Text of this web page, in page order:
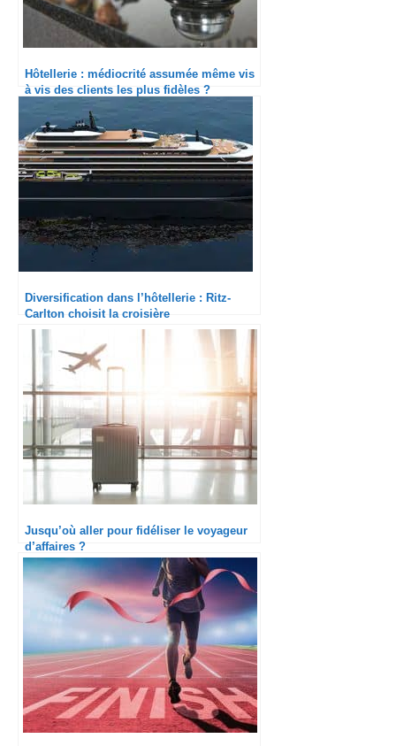
Hôtellerie : médiocrité assumée même vis
à vis des clients les plus fidèles ?
Diversification dans l’hôtellerie : Ritz-
Carlton choisit la croisière
Jusqu’où aller pour fidéliser le voyageur
d’affaires ?